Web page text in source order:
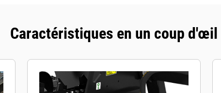
Caractéristiques en un coup d'œil